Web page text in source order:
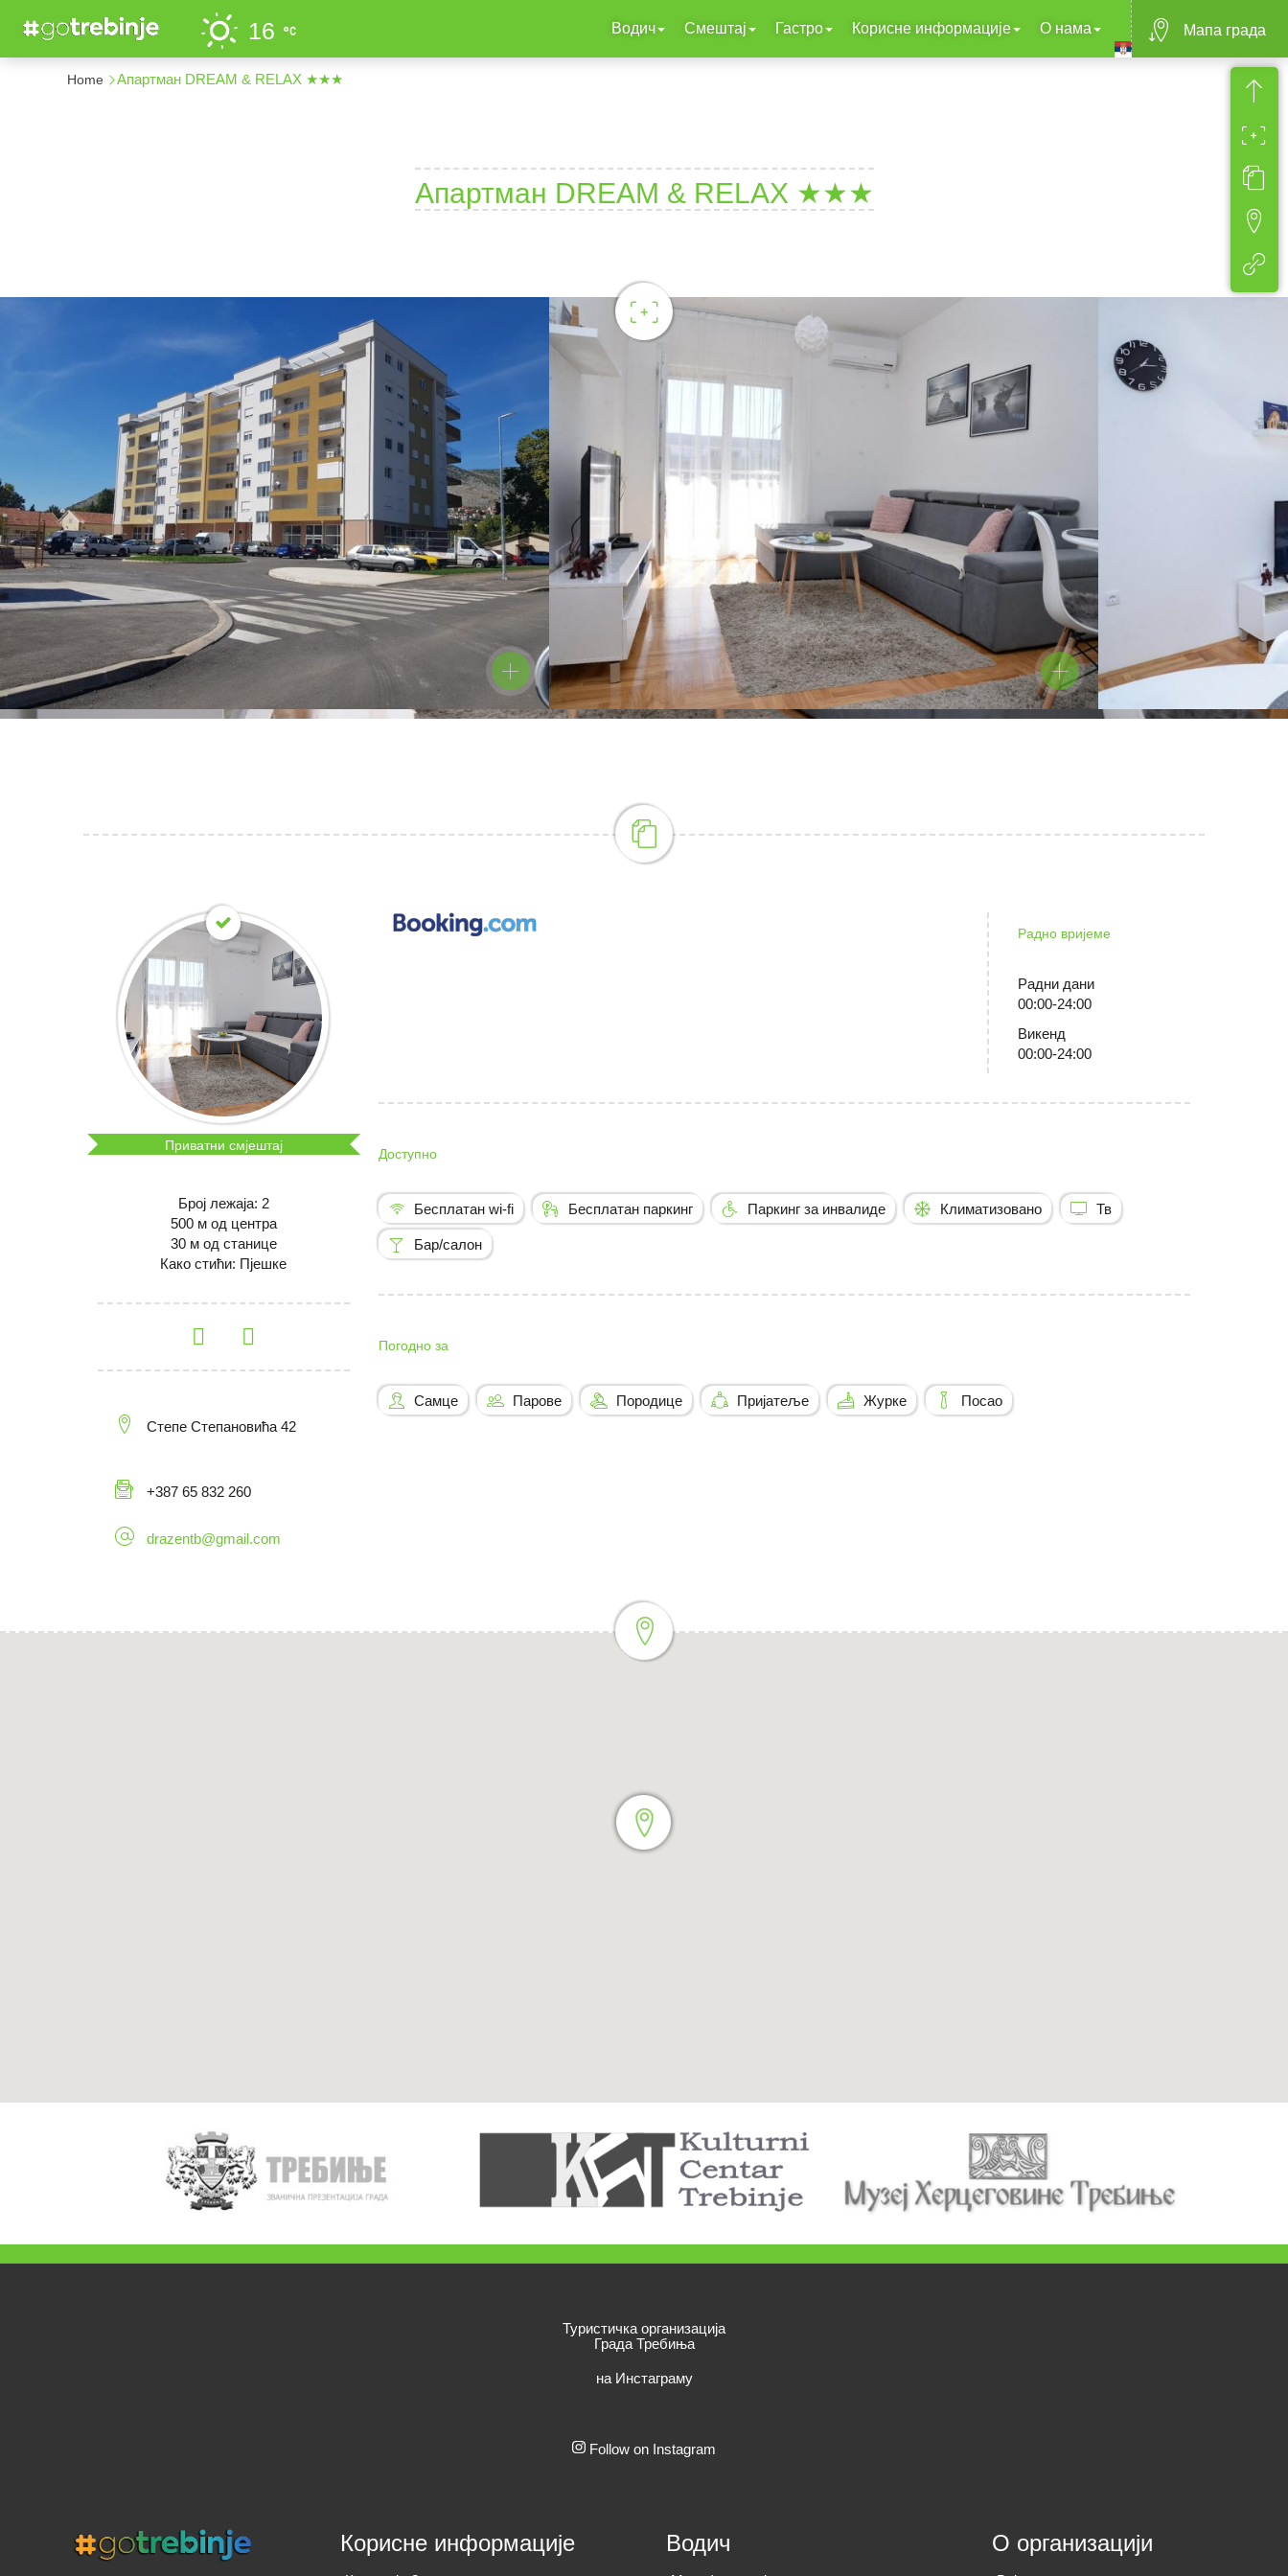
16 Mапа града
Водич Смештај Гастро Корисне информације О нама
Home Апартман DREAM & RELAX ★★★
Апартман DREAM & RELAX ★★★
Приватни смјештај
Број лежаја: 2
500 м од центра
30 м од станице
Како стићи: Пјешке
Степе Степановића 42
+387 65 832 260
drazentb@gmail.com
Радно вријеме
Радни дани
00:00-24:00
Викенд
00:00-24:00
Доступно
Бесплатан wi-fi Бесплатан паркинг Паркинг за инвалиде Климатизовано Тв
Бар/салон
Погодно за
Самце Парове Породице Пријатеље Журке Посао
Туристичка организација
Града Требиња
на Инстаграму
Follow on Instagram
Корисне информације Водич О организацији